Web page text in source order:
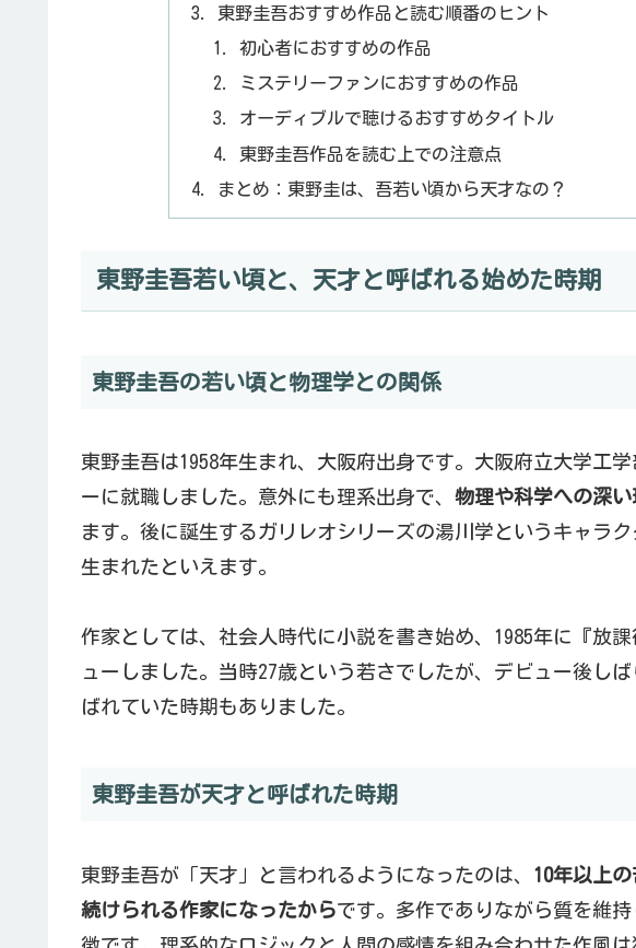
東野圭吾おすすめ作品と読む順番のヒント
初心者におすすめの作品
ミステリーファンにおすすめの作品
オーディブルで聴けるおすすめタイトル
東野圭吾作品を読む上での注意点
まとめ：東野圭は、吾若い頃から天才なの？
東野圭吾若い頃と、天才と呼ばれる始めた時期
東野圭吾の若い頃と物理学との関係
東野圭吾は1958年生まれ、大阪府出身です。大阪府立大学工
ーに就職しました。意外にも理系出身で、 物理や科学への深い
ます。後に誕生するガリレオシリーズの湯川学というキャラ
生まれたといえます。
作家としては、社会人時代に小説を書き始め、1985年に『放
ューしました。当時27歳という若さでしたが、デビュー後し
ばれていた時期もありました。
東野圭吾が天才と呼ばれた時期
東野圭吾が「天才」と言われるようになったのは、 10年以上
続けられる作家になったからです。多作でありながら質を維